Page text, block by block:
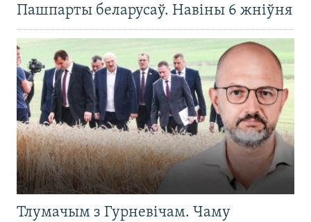
Пашпарты беларусаў. Навіны 6 жніўня
Тлумачым з Гурневічам. Чаму